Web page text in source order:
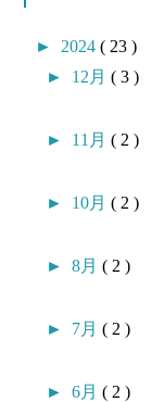
► 2024( 23 )
► 12月( 3 )
► 11月( 2 )
► 10月( 2 )
►8月( 2 )
► 7月( 2 )
►6月( 2 )